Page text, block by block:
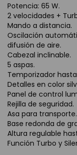
Potencia: 65 W.
2 velocidades +
Mando a distancia.
Oscilación
difusión de aire.
Cabezal inclinable.
5 aspas.
Temporizador
Detalles en color
Panel de control
Rejilla de seguridad.
Asa para transporte.
Base redonda de
Altura regulable
Función Turbo y